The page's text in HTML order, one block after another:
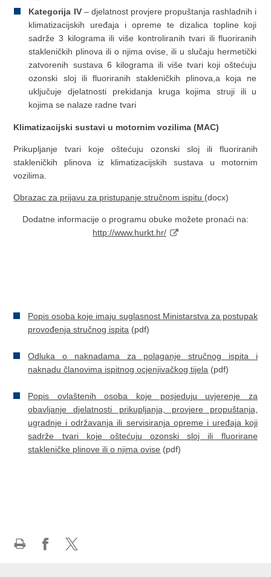
Kategorija IV– djelatnost provjere propuštanja rashladnih i
klimatizacijskih uređaja i opreme te dizalica topline koji
sadrže 3 kilograma ili više kontroliranih tvari ili fluoriranih
stakleničkih plinova ili o njima ovise, ili u slučaju hermetički
zatvorenih sustava 6 kilograma ili više tvari koji oštećuju
ozonski sloj ili fluoriranih stakleničkih plinova,a koja ne
uključuje djelatnosti prekidanja kruga kojima struji ili u
kojima se nalaze radne tvari
Klimatizacijski sustavi u motornim vozilima (MAC)
Prikupljanje tvari koje oštećuju ozonski sloj ili fluoriranih
stakleničkih plinova iz klimatizacijskih sustava u motornim
vozilima.
Obrazac za prijavu za pristupanje stručnom ispitu (docx)
Dodatne informacije o programu obuke možete pronaći na:
http://www.hurkt.hr/
Popis osoba koje imaju suglasnost Ministarstva za postupak
provođenja stručnog ispita (pdf)
Odluka o naknadama za polaganje stručnog ispita i
naknadu članovima ispitnog ocjenjivačkog tijela (pdf)
Popis ovlaštenih osoba koje posjeduju uvjerenje za
obavljanje djelatnosti prikupljanja, provjere propuštanja,
ugradnje i održavanja ili servisiranja opreme i uređaja koji
sadrže tvari koje oštećuju ozonski sloj ili fluorirane
stakleničke plinove ili o njima ovise (pdf)